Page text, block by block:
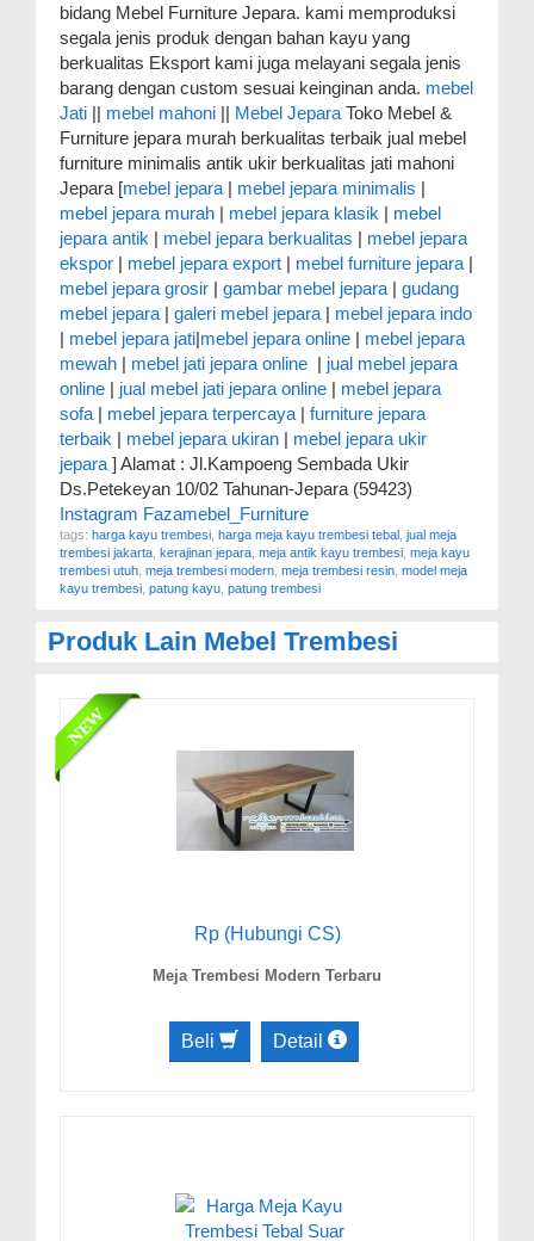
bidang Mebel Furniture Jepara. kami memproduksi
segala jenis produk dengan bahan kayu yang
berkualitas Eksport kami juga melayani segala jenis
barang dengan custom sesuai keinginan anda. mebel
Jati || mebel mahoni || Mebel Jepara Toko Mebel &
Furniture jepara murah berkualitas terbaik jual mebel
furniture minimalis antik ukir berkualitas jati mahoni
Jepara [mebel jepara | mebel jepara minimalis |
mebel jepara murah | mebel jepara klasik | mebel
jepara antik | mebel jepara berkualitas | mebel jepara
ekspor | mebel jepara export | mebel furniture jepara |
mebel jepara grosir | gambar mebel jepara | gudang
mebel jepara | galeri mebel jepara | mebel jepara indo
| mebel jepara jati|mebel jepara online | mebel jepara
mewah | mebel jati jepara online | jual mebel jepara
online | jual mebel jati jepara online | mebel jepara
sofa | mebel jepara terpercaya | furniture jepara
terbaik | mebel jepara ukiran | mebel jepara ukir
jepara ] Alamat : Jl.Kampoeng Sembada Ukir
Ds.Petekeyan 10/02 Tahunan-Jepara (59423)
Instagram Fazamebel_Furniture
tags: harga kayu trembesi harga meja kayu trembesi tebal
jual meja
trembesi jakarta kerajinan jepara meja antik kayu trembesi meja kayu
trembesi utuh meja trembesi modern meja trembesi resin model meja
kayu trembesi patung kayu patung trembesi
Produk Lain Mebel Trembesi
Rp (Hubungi CS)
Meja Trembesi Modern Terbaru
Beli Detail